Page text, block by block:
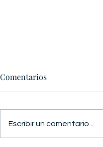
Comentarios
Escribir un comentario...